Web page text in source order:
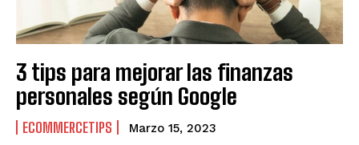
3 tips para mejorar las finanzas
personales según Google
ECOMMERCETIPS Marzo 15, 2023